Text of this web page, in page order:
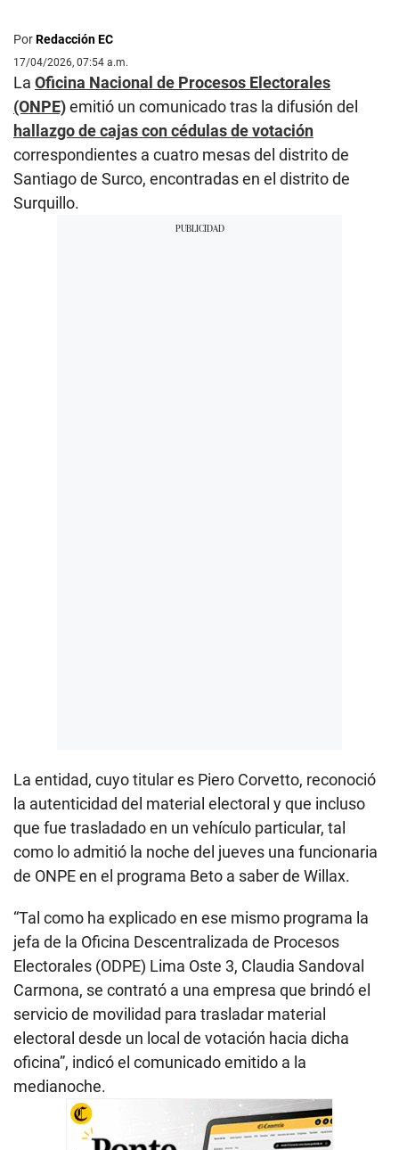
PorRedacción EC
17/04/2026, 07:54 a.m.
La Oficina Nacional de Procesos Electorales
(ONPE)emitió un comunicado tras la difusión del
hallazgo de cajas con cédulas de votación
correspondientes a cuatro mesas del distrito de
Santiago de Surco, encontradas en el distrito de
Surquillo.
La entidad, cuyo titular es Piero Corvetto, reconoció
la autenticidad del material electoral y que incluso
que fue trasladado en un vehículo particular, tal
como lo admitió la noche del jueves una funcionaria
de ONPE en el programa Beto a saber de Willax.
“Tal como ha explicado en ese mismo programa la
jefa de la Oficina Descentralizada de Procesos
Electorales (ODPE) Lima Oste 3, Claudia Sandoval
Carmona, se contrató a una empresa que brindó el
servicio de movilidad para trasladar material
electoral desde un local de votación hacia dicha
oficina”, indicó el comunicado emitido a la
medianoche.